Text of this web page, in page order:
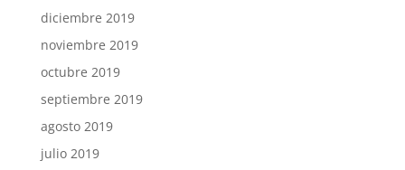
diciembre 2019
noviembre 2019
octubre 2019
septiembre 2019
agosto 2019
julio 2019